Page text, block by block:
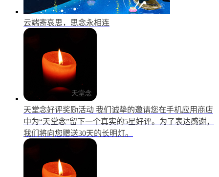
云端寄哀思，思念永相连
天堂念好评奖励活动 我们诚挚的邀请您在手机应用商店
中为“天堂念”留下一个真实的5星好评。为了表达感谢，
我们将向您赠送30天的长明灯。